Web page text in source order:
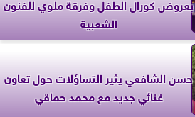
الشعبية
حسن الشافعي يثير التساؤلات حول تعاون
غنائي جديد مع محمد حماقي